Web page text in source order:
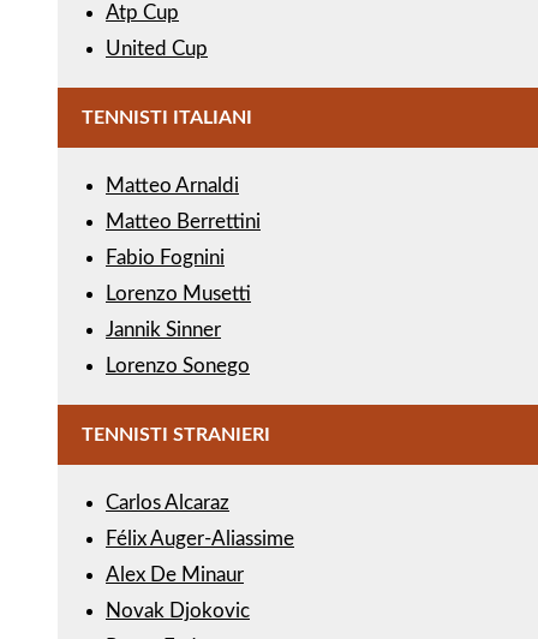
Atp Cup
United Cup
TENNISTI ITALIANI
Matteo Arnaldi
Matteo Berrettini
Fabio Fognini
Lorenzo Musetti
Jannik Sinner
Lorenzo Sonego
TENNISTI STRANIERI
Carlos Alcaraz
Félix Auger-Aliassime
Alex De Minaur
Novak Djokovic